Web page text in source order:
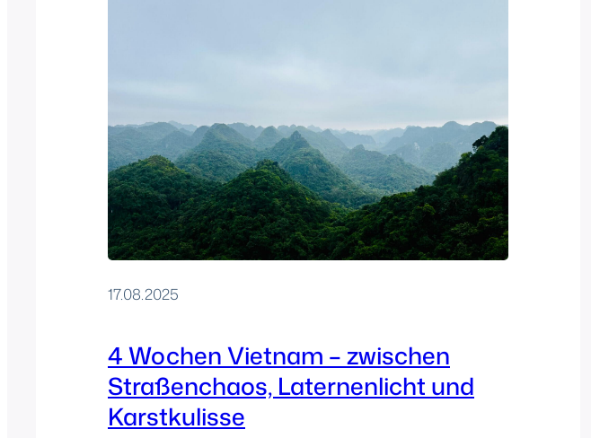
17.08.2025
4 Wochen Vietnam – zwischen
Straßenchaos, Laternenlicht und
Karstkulisse